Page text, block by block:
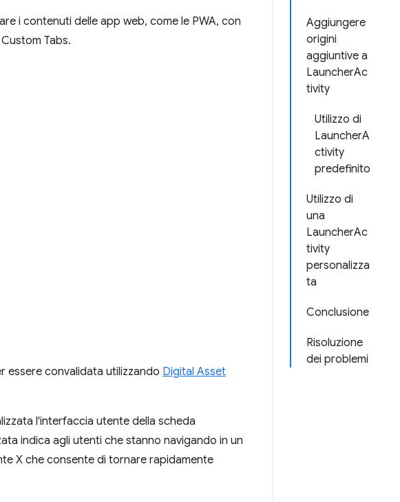
Aggiungere
origini
aggiuntive a
LauncherAc
tivity
Utilizzo di
LauncherA
ctivity
predefinito
Utilizzo di
una
LauncherAc
tivity
personalizza
ta
Conclusione
Risoluzione
dei problemi
i contenuti delle app web, come le PWA, con
Tabs.
essere convalidata utilizzando Digital Asset
l'interfaccia utente della scheda
indica agli utenti che stanno navigando in un
X che consente di tornare rapidamente